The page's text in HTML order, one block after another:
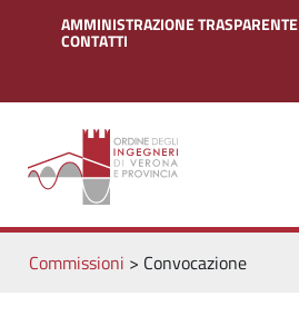
AMMINISTRAZIONE TRASPARENTE
CONTATTI
Commissioni > Convocazione